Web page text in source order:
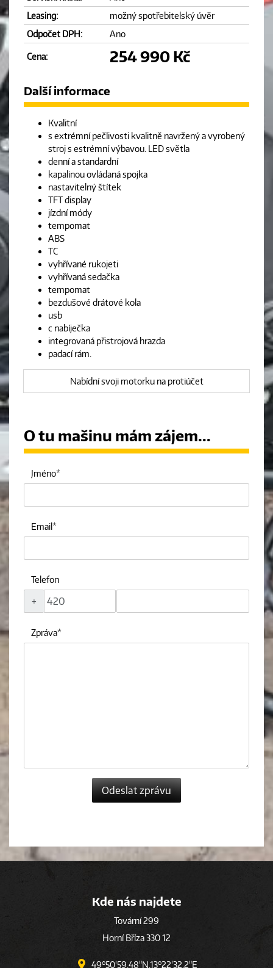
Leasing:
možný spotřebitelský úvěr
Odpočet DPH:
Ano
Cena: 254 990 Kč
Další informace
Kvalitní
s extrémní pečlivosti kvalitně navržený a vyrobený
stroj s estrémní výbavou. LED světla
denní a standardní
kapalinou ovládaná spojka
nastavitelný štítek
TFT display
jízdní módy
tempomat
ABS
TC
vyhřívané rukojeti
vyhřívaná sedačka
tempomat
bezdušové drátové kola
usb
c nabíječka
integrovaná přistrojová hrazda
padací rám.
Nabídní svoji motorku na protiúčet
O tu mašinu mám zájem...
Jméno
Email
Telefon
+
Zpráva
Odeslat zprávu
Kde nás najdete
Tovární 299
Horní Bříza 330 12
49°50'59.48"N,13°22'32.2"E